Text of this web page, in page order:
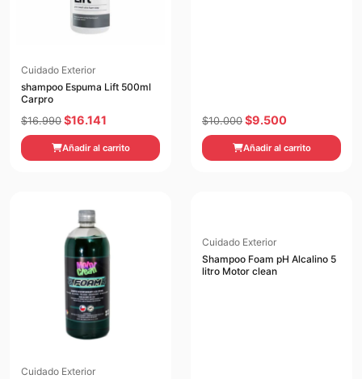
Cuidado Exterior
shampoo Espuma Lift 500ml
Carpro
$16.990 El
precio
original
$16.141
precio
actual
Añadir al carrito
$10.000 El
precio
original
$9.500El
precio
actual
Añadir al carrito
Cuidado Exterior
Cuidado Exterior
Shampoo Foam pH Alcalino 5
litro Motor clean